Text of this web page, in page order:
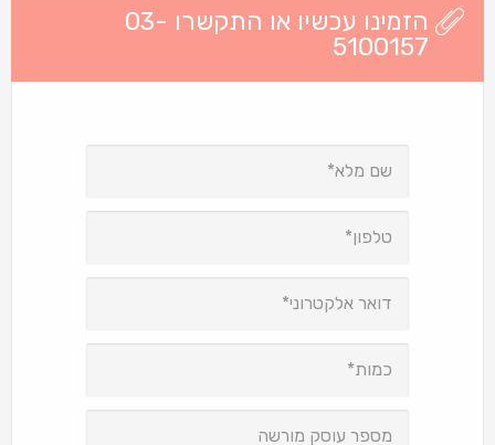
הזמינו עכשיו או התקשרו 03-
5100157